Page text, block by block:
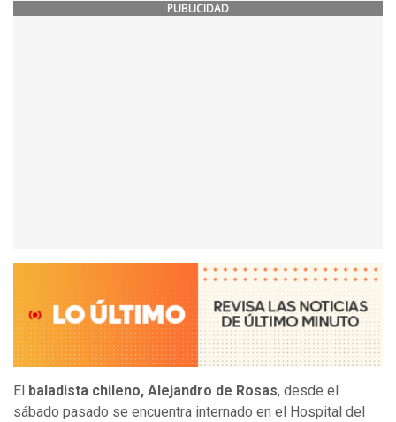
PUBLICIDAD
El baladista chileno, Alejandro de Rosas, desde el
sábado pasado se encuentra internado en el Hospital del